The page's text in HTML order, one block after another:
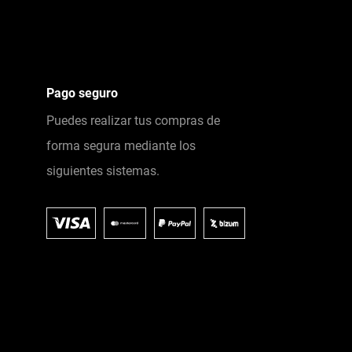
Pago seguro
Puedes realizar tus compras de
forma segura mediante los
siguientes sistemas.